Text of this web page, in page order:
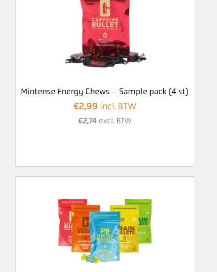
Mintense Energy Chews – Sample pack (4 st)
€2,99 incl. BTW
€2,74 excl. BTW